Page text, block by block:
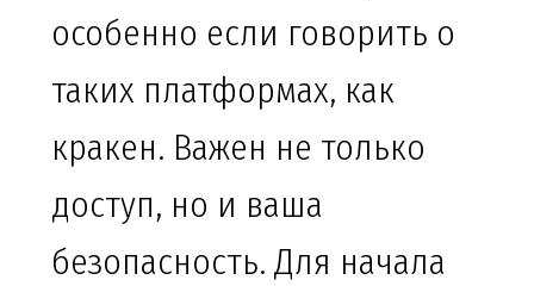
особенно если говорить о
таких платформах, как
кракен. Важен не только
доступ, но и ваша
безопасность. Для начала